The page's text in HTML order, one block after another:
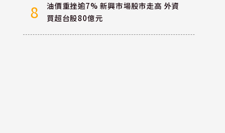
8
油價重挫逾7% 新興市場股市走高 外資
買超台股80億元